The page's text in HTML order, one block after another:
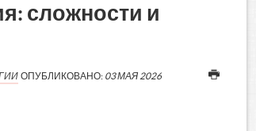
сложности и
ОПУБЛИКОВАНО: 03 МАЯ 2026